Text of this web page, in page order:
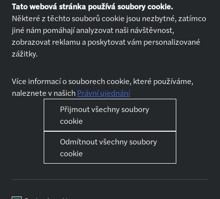
Přihlásit se
Chci pracovat
Jak se připravit na pohovor
Kdo jsme
Jak se připravit na pohovor
Daňové poradenství
Tato webová stránka používá soubory cookie.
Některé z těchto souborů cookie jsou nezbytné, zatímco
jiné nám pomáhají analyzovat naši návštěvnost,
zobrazovat reklamu a poskytovat vám personalizované
zážitky.
Více informací o souborech cookie, které používáme,
naleznete v našich Právní ujednání
Přijmout všechny soubory
cookie
Odmítnout všechny soubory
cookie